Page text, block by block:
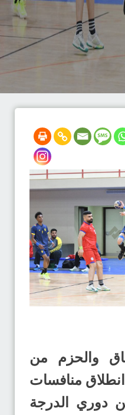
والحزم من
منافسات
دوري الدرجة